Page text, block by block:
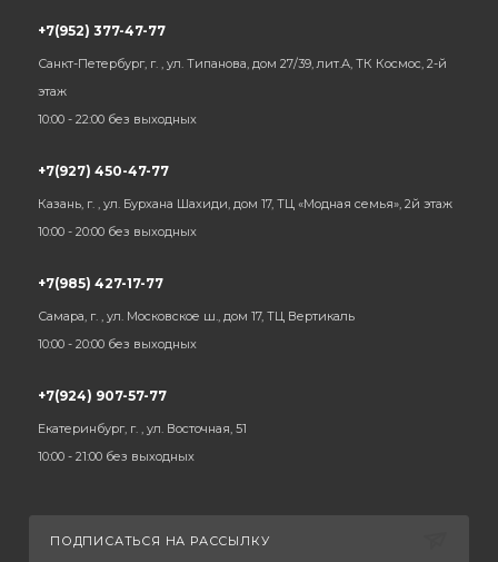
+7(952) 377-47-77
Санкт-Петербург, г. , ул. Типанова, дом 27/39, лит.А, ТК Космос, 2-й
этаж
10:00 - 22:00 без выходных
+7(927) 450-47-77
Казань, г. , ул. Бурхана Шахиди, дом 17, ТЦ «Модная семья», 2й этаж
10:00 - 20:00 без выходных
+7(985) 427-17-77
Самара, г. , ул. Московское ш., дом 17, ТЦ Вертикаль
10:00 - 20:00 без выходных
+7(924) 907-57-77
Екатеринбург, г. , ул. Восточная, 51
10:00 - 21:00 без выходных
ПОДПИСАТЬСЯ НА РАССЫЛКУ